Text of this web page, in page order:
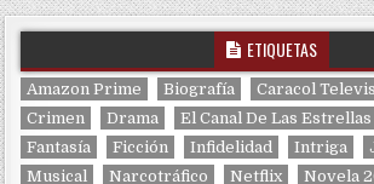
ETIQUETAS
Amazon Prime Biografía Caracol
Crimen
Drama El Canal De Las Estrellas
Fantasía
Ficción Infidelidad Intriga
Musical
Narcotráfico Netflix
Novela